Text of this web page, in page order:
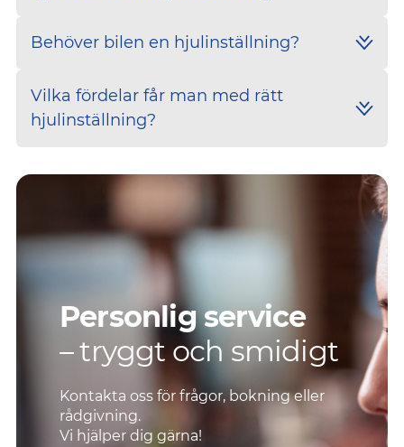
Behöver bilen en hjulinställning?
Vilka fördelar får man med rätt
hjulinställning?
Personlig service
– tryggt och smidigt
Kontakta oss för frågor, bokning eller
rådgivning.
Vi hjälper dig gärna!